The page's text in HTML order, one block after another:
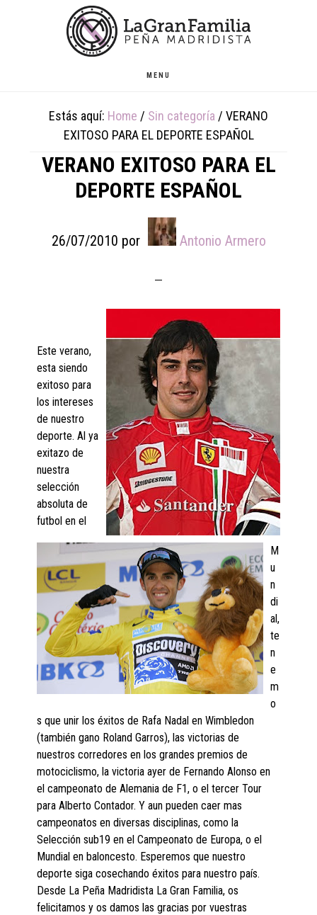
MENU
Estás aquí: Home / Sin categoría / VERANO
EXITOSO PARA EL DEPORTE ESPAÑOL
VERANO EXITOSO PARA EL
DEPORTE ESPAÑOL
26/07/2010 por Antonio Armero
Este verano,
esta siendo
exitoso para
los intereses
de nuestro
deporte. Al ya
exitazo de
nuestra
selección
absoluta de
futbol en el
M
u
n
di
al,
te
n
e
m
o
s que unir los éxitos de Rafa Nadal en Wimbledon
(también gano Roland Garros), las victorias de
nuestros corredores en los grandes premios de
motociclismo, la victoria ayer de Fernando Alonso en
el campeonato de Alemania de F1, o el tercer Tour
para Alberto Contador. Y aun pueden caer mas
campeonatos en diversas disciplinas, como la
Selección sub19 en el Campeonato de Europa, o el
Mundial en baloncesto. Esperemos que nuestro
deporte siga cosechando éxitos para nuestro país.
Desde La Peña Madridista La Gran Familia, os
felicitamos y os damos las gracias por vuestras